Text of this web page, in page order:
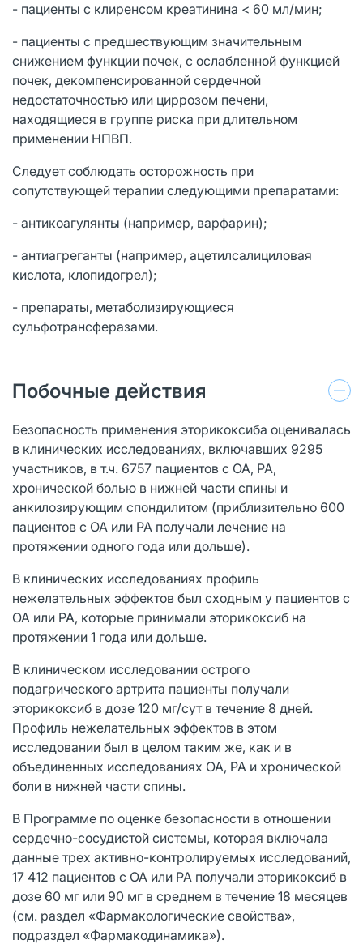
- пациенты с клиренсом креатинина < 60 мл/мин;
- пациенты с предшествующим значительным
снижением функции почек, с ослабленной функцией
почек, декомпенсированной сердечной
недостаточностью или циррозом печени,
находящиеся в группе риска при длительном
применении НПВП.
Следует соблюдать осторожность при
сопутствующей терапии следующими препаратами:
- антикоагулянты (например, варфарин);
- антиагреганты (например, ацетилсалициловая
кислота, клопидогрел);
- препараты, метаболизирующиеся
сульфотрансферазами.
Побочные действия
Безопасность применения эторикоксиба оценивалась
в клинических исследованиях, включавших 9295
участников, в т.ч. 6757 пациентов с OA, РА,
хронической болью в нижней части спины и
анкилозирующим спондилитом (приблизительно 600
пациентов с OA или РА получали лечение на
протяжении одного года или дольше).
В клинических исследованиях профиль
нежелательных эффектов был сходным у пациентов с
OA или РА, которые принимали эторикоксиб на
протяжении 1 года или дольше.
В клиническом исследовании острого
подагрического артрита пациенты получали
эторикоксиб в дозе 120 мг/сут в течение 8 дней.
Профиль нежелательных эффектов в этом
исследовании был в целом таким же, как и в
объединенных исследованиях OA, РА и хронической
боли в нижней части спины.
В Программе по оценке безопасности в отношении
сердечно-сосудистой системы, которая включала
данные трех активно-контролируемых исследований,
17 412 пациентов с OA или РА получали эторикоксиб в
дозе 60 мг или 90 мг в среднем в течение 18 месяцев
(см. раздел «Фармакологические свойства»,
подраздел «Фармакодинамика»).